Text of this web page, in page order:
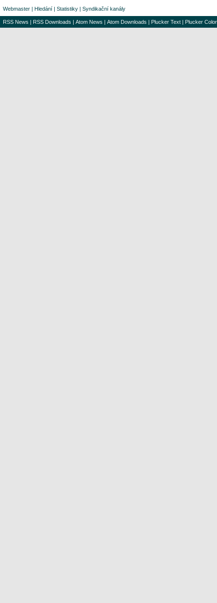
Webmaster | Hledání | Statistiky | Syndikační kanály
RSS News | RSS Downloads | Atom News | Atom Downloads | Plucker Text | Plucker Color